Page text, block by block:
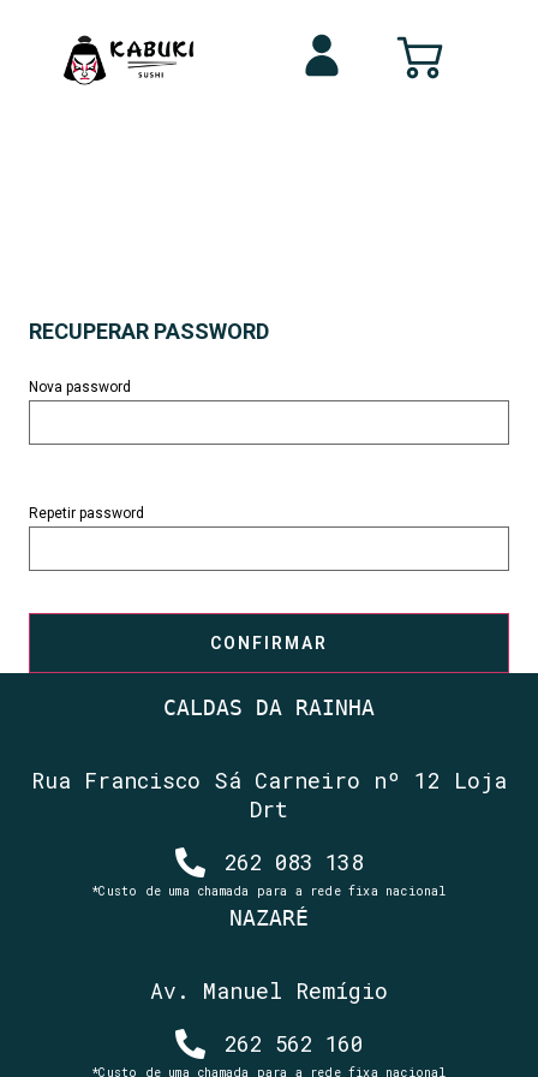
RECUPERAR PASSWORD
Nova password
Repetir password
CONFIRMAR
CALDAS DA RAINHA
Rua Francisco Sá Carneiro nº 12 Loja
Drt
262 083 138
*Custo de uma chamada para a rede fixa nacional
NAZARÉ
Av. Manuel Remígio
262 562 160
*Custo de uma chamada para a rede fixa nacional